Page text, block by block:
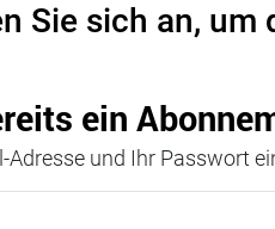
Sie sich an, um
ein
Adresse und Ihr Passwort